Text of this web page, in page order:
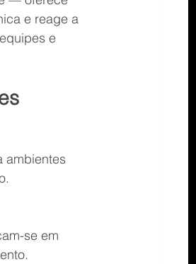
e reage a
e
ambientes
se em